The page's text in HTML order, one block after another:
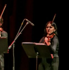
un cuidado
las
cuadro en
y trabajo